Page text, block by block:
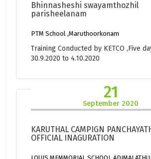
Bhinnasheshi swayamthozhil
parisheelanam
PTM School ,Maruthoorkonam
Training Conducted by KETCO ,Five
30.9.2020 to 4.10.2020
21
September 2020
KARUTHAL CAMPIGN
OFFICIAL INAGURATION